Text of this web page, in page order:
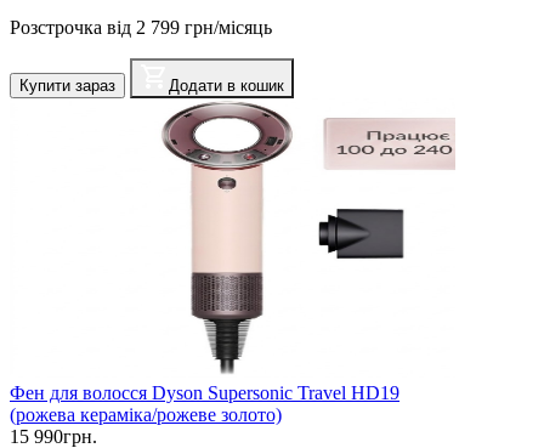
Розстрочка від 2 799 грн/місяць
Купити зараз Додати в кошик
Фен для волосся Dyson Supersonic Travel HD19
(рожева кераміка/рожеве золото)
15 990грн.